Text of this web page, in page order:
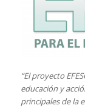
“El proyecto
educación y
principales de la